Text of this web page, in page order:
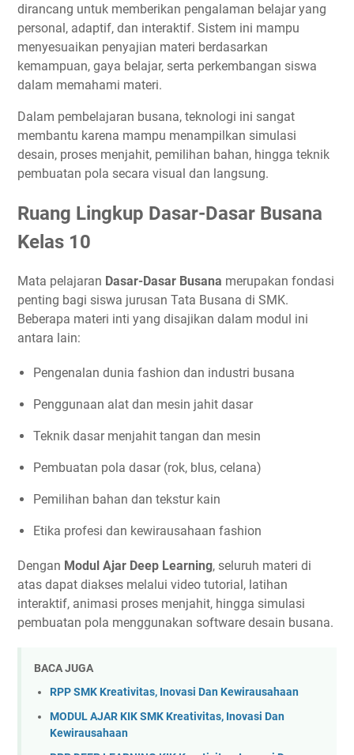
dirancang untuk memberikan pengalaman belajar yang
personal, adaptif, dan interaktif. Sistem ini mampu
menyesuaikan penyajian materi berdasarkan
kemampuan, gaya belajar, serta perkembangan siswa
dalam memahami materi.
Dalam pembelajaran busana, teknologi ini sangat
membantu karena mampu menampilkan simulasi
desain, proses menjahit, pemilihan bahan, hingga teknik
pembuatan pola secara visual dan langsung.
Ruang Lingkup Dasar-Dasar Busana
Kelas 10
Mata pelajaran Dasar-Dasar Busana merupakan fondasi
penting bagi siswa jurusan Tata Busana di SMK.
Beberapa materi inti yang disajikan dalam modul ini
antara lain:
Pengenalan dunia fashion dan industri busana
Penggunaan alat dan mesin jahit dasar
Teknik dasar menjahit tangan dan mesin
Pembuatan pola dasar (rok, blus, celana)
Pemilihan bahan dan tekstur kain
Etika profesi dan kewirausahaan fashion
Dengan Modul Ajar Deep Learning, seluruh materi di
atas dapat diakses melalui video tutorial, latihan
interaktif, animasi proses menjahit, hingga simulasi
pembuatan pola menggunakan software desain busana.
BACA JUGA
RPP SMK Kreativitas, Inovasi Dan Kewirausahaan
MODUL AJAR KIK SMK Kreativitas, Inovasi Dan
Kewirausahaan